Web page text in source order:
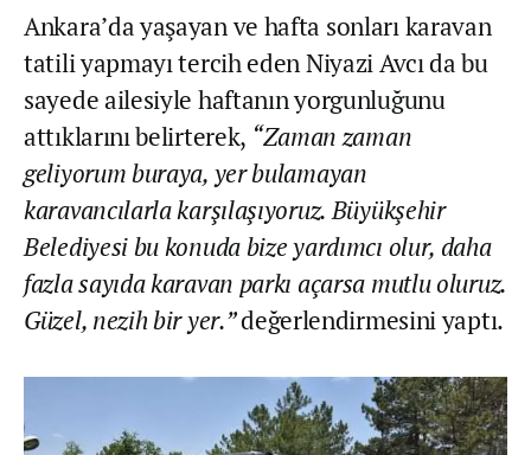
Ankara’da yaşayan ve hafta sonları karavan
tatili yapmayı tercih eden Niyazi Avcı da bu
sayede ailesiyle haftanın yorgunluğunu
attıklarını belirterek, “Zaman zaman
geliyorum buraya, yer bulamayan
karavancılarla karşılaşıyoruz. Büyükşehir
Belediyesi bu konuda bize yardımcı olur, daha
fazla sayıda karavan parkı açarsa mutlu oluruz.
Güzel, nezih bir yer.”değerlendirmesini yaptı.